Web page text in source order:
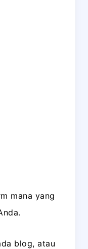
mana yang
blog, atau